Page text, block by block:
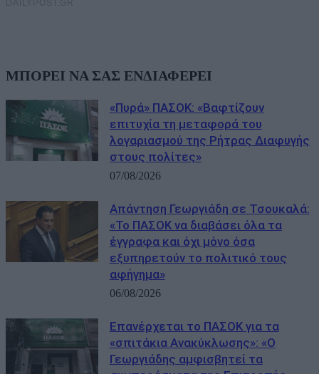
ΜΠΟΡΕΙ ΝΑ ΣΑΣ ΕΝΔΙΑΦΕΡΕΙ
«Πυρά» ΠΑΣΟΚ: «Βαφτίζουν
επιτυχία τη μεταφορά του
λογαριασμού της Ρήτρας Διαφυγής
στους πολίτες»
07/08/2026
Απάντηση Γεωργιάδη σε Τσουκαλά:
«Το ΠΑΣΟΚ να διαβάσει όλα τα
έγγραφα και όχι μόνο όσα
εξυπηρετούν το πολιτικό τους
αφήγημα»
06/08/2026
Επανέρχεται το ΠΑΣΟΚ για τα
«σπιτάκια Ανακύκλωσης»: «Ο
Γεωργιάδης αμφισβητεί τα